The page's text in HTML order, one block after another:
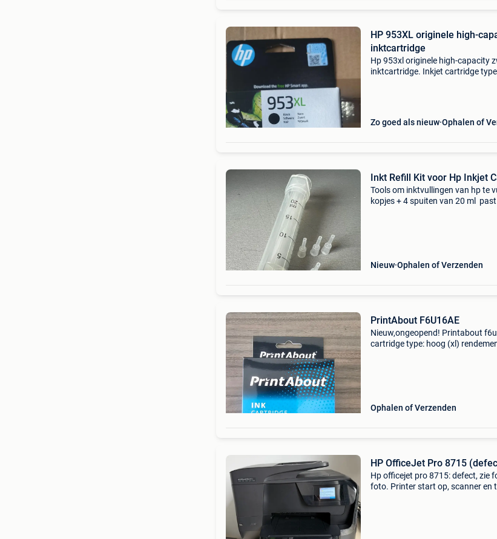
HP 953XL originele high-
inktcartridge
Hp 953xl originele high-capacity
inktcartridge. Inkjet cartridge
Zo goed als nieuw Ophalen of
Inkt Refill Kit voor Hp Inkjet
Tools om inktvullingen van hp te
kopjes + 4 spuiten van 20 ml past
Nieuw Ophalen of Verzenden
PrintAbout F6U16AE
Nieuw,ongeopend! Printabout
cartridge type: hoog (xl)
Ophalen of Verzenden
HP OfficeJet Pro 8715
Hp officejet pro 8715: defect, zie
foto. Printer start op, scanner en